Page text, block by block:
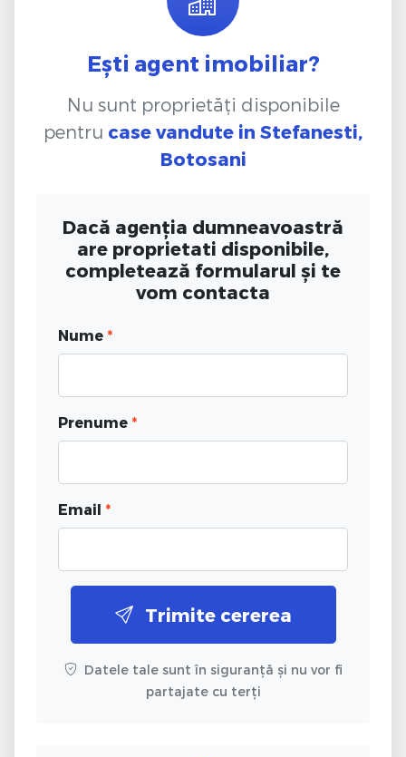
Ești agent imobiliar?
Nu sunt proprietăți disponibile
pentru case vandute in Stefanesti,
Botosani
Dacă agenția dumneavoastră
are proprietati disponibile,
completează formularul și te
vom contacta
Nume *
Prenume *
Email *
Trimite cererea
Datele tale sunt în siguranță și nu vor fi
partajate cu terți